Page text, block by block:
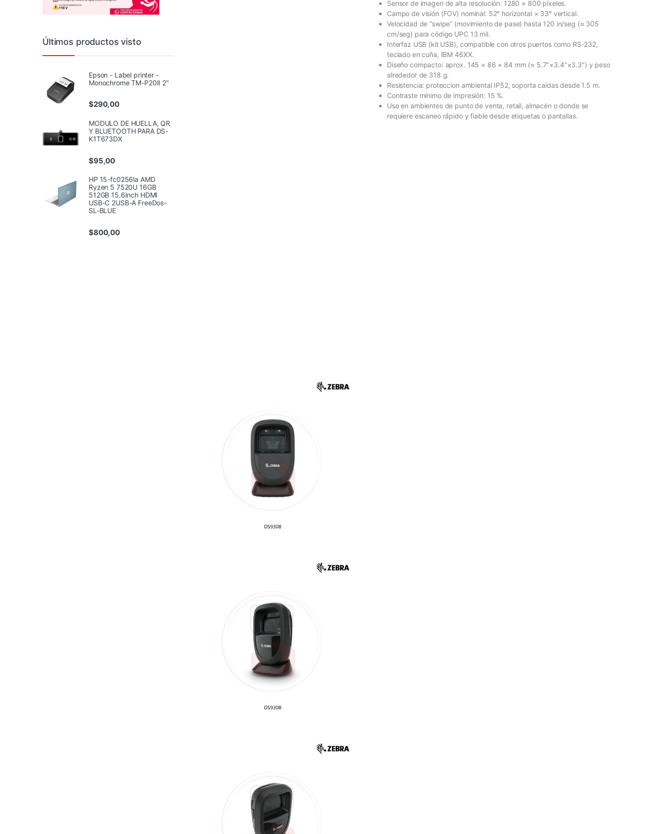
Sensor de imagen de alta resolución: 1280 × 800 píxeles.
Campo de visión (FOV) nominal: 52° horizontal × 33° vertical.
Velocidad de “swipe” (movimiento de pase) hasta 120 in/seg (≈ 305
cm/seg) para código UPC 13 mil.
Interfaz USB (kit USB), compatible con otros puertos como RS-232,
teclado en cuña, IBM 46XX.
Diseño compacto: aprox. 145 × 86 × 84 mm (≈ 5.7″×3.4″×3.3″) y peso
alrededor de 318 g.
Resistencia: proteccion ambiental IP52, soporta caídas desde 1.5 m.
Contraste mínimo de impresión: 15 %.
Uso en ambientes de punto de venta, retail, almacén o donde se
requiere escaneo rápido y fiable desde etiquetas o pantallas.
Últimos productos visto
Epson - Label printer -
Monochrome TM-P20II 2"
$290,00
MODULO DE HUELLA, QR
Y BLUETOOTH PARA DS-
K1T673DX
$95,00
HP 15-fc0256la AMD
Ryzen 5 7520U 16GB
512GB 15.6Inch HDMI
USB-C 2USB-A FreeDos-
SL-BLUE
$800,00